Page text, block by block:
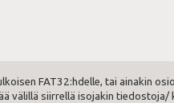
FAT32:hdelle, tai ainakin
välillä siirrellä isojakin tiedostoja/